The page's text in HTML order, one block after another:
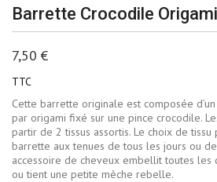
Barrette Crocodile
7,50 €
TTC
Cette barrette originale est composée
par origami fixé sur une pince crocodile.
partir de 2 tissus assortis. Le choix de tissu
barrette aux tenues de tous les jours ou
accessoire de cheveux embellit toutes
ou tient une petite mèche rebelle.